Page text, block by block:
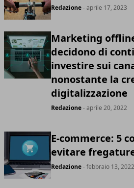
Redazione- aprile 17, 2023
Marketing
decidono di
investire sui
nonostante la
digitalizzazione
Redazione- aprile 20, 2022
E-commerce: 5
evitare
Redazione- febbraio 13, 2022